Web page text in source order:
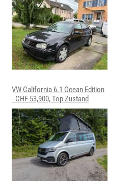
VW California 6.1 Ocean Edition
- CHF 53,900, Top Zustand